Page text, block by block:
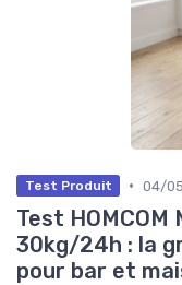
Test Produit • 04/
Test HOMCOM
30kg/24h : la
pour bar et